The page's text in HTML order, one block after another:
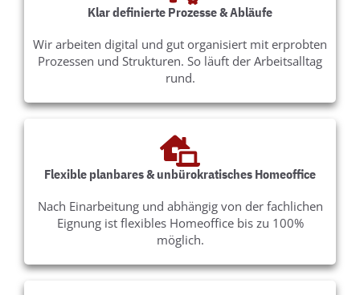
Klar definierte Prozesse & Abläufe​
Wir arbeiten digital und gut organisiert mit erprobten
Prozessen und Strukturen. So läuft der Arbeitsalltag
rund.
Flexible planbares & unbürokratisches Homeoffice
Nach Einarbeitung und abhängig von der fachlichen
Eignung ist flexibles Homeoffice bis zu 100%
möglich.